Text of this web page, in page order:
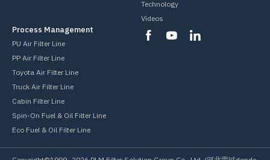
Process Management
PU Air Filter Line
PP Air Filter Line
Toyota Air Filter Line
Truck Air Filter Line
Cabin Filter Line
Spin-On Fuel & Oil Filter Line
Eco Fuel & Oil Filter Line
Technology
Vídeos